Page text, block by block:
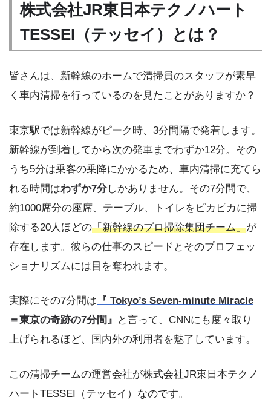
株式会社JR東日本テクノハート
TESSEI（テッセイ）とは？
皆さんは、新幹線のホームで清掃員のスタッフが素早
く車内清掃を行っているのを見たことがありますか？
東京駅では新幹線がピーク時、3分間隔で発着します。
新幹線が到着してから次の発車までわずか12分。その
うち5分は乗客の乗降にかかるため、車内清掃に充てら
れる時間はわずか7分しかありません。その7分間で、
約1000席分の座席、テーブル、トイレをピカピカに掃
除する20人ほどの「新幹線のプロ掃除集団チーム」が
存在します。彼らの仕事のスピードとそのプロフェッ
ショナリズムには目を奪われます。
実際にその7分間は 『 Tokyo’s Seven-minute Miracle
＝東京の奇跡の7分間』
と言って、CNNにも度々取り
上げられるほど、国内外の利用者を魅了しています。
この清掃チームの運営会社が株式会社JR東日本テクノ
ハートTESSEI（テッセイ）なのです。